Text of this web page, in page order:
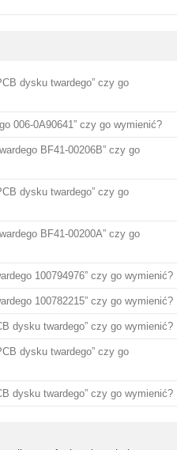
dysku twardego” czy go
006-0A90641” czy go wymienić?
BF41-00206B” czy go
dysku twardego” czy go
BF41-00200A” czy go
100794976” czy go wymienić?
100782215” czy go wymienić?
dysku twardego” czy go wymienić?
dysku twardego” czy go
dysku twardego” czy go wymienić?